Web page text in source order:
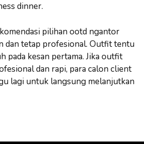
dinner.
pilihan ootd ngantor
dan tetap profesional. Outfit tentu
pada kesan pertama. Jika outfit
dan rapi, para calon client
lagi untuk langsung melanjutkan